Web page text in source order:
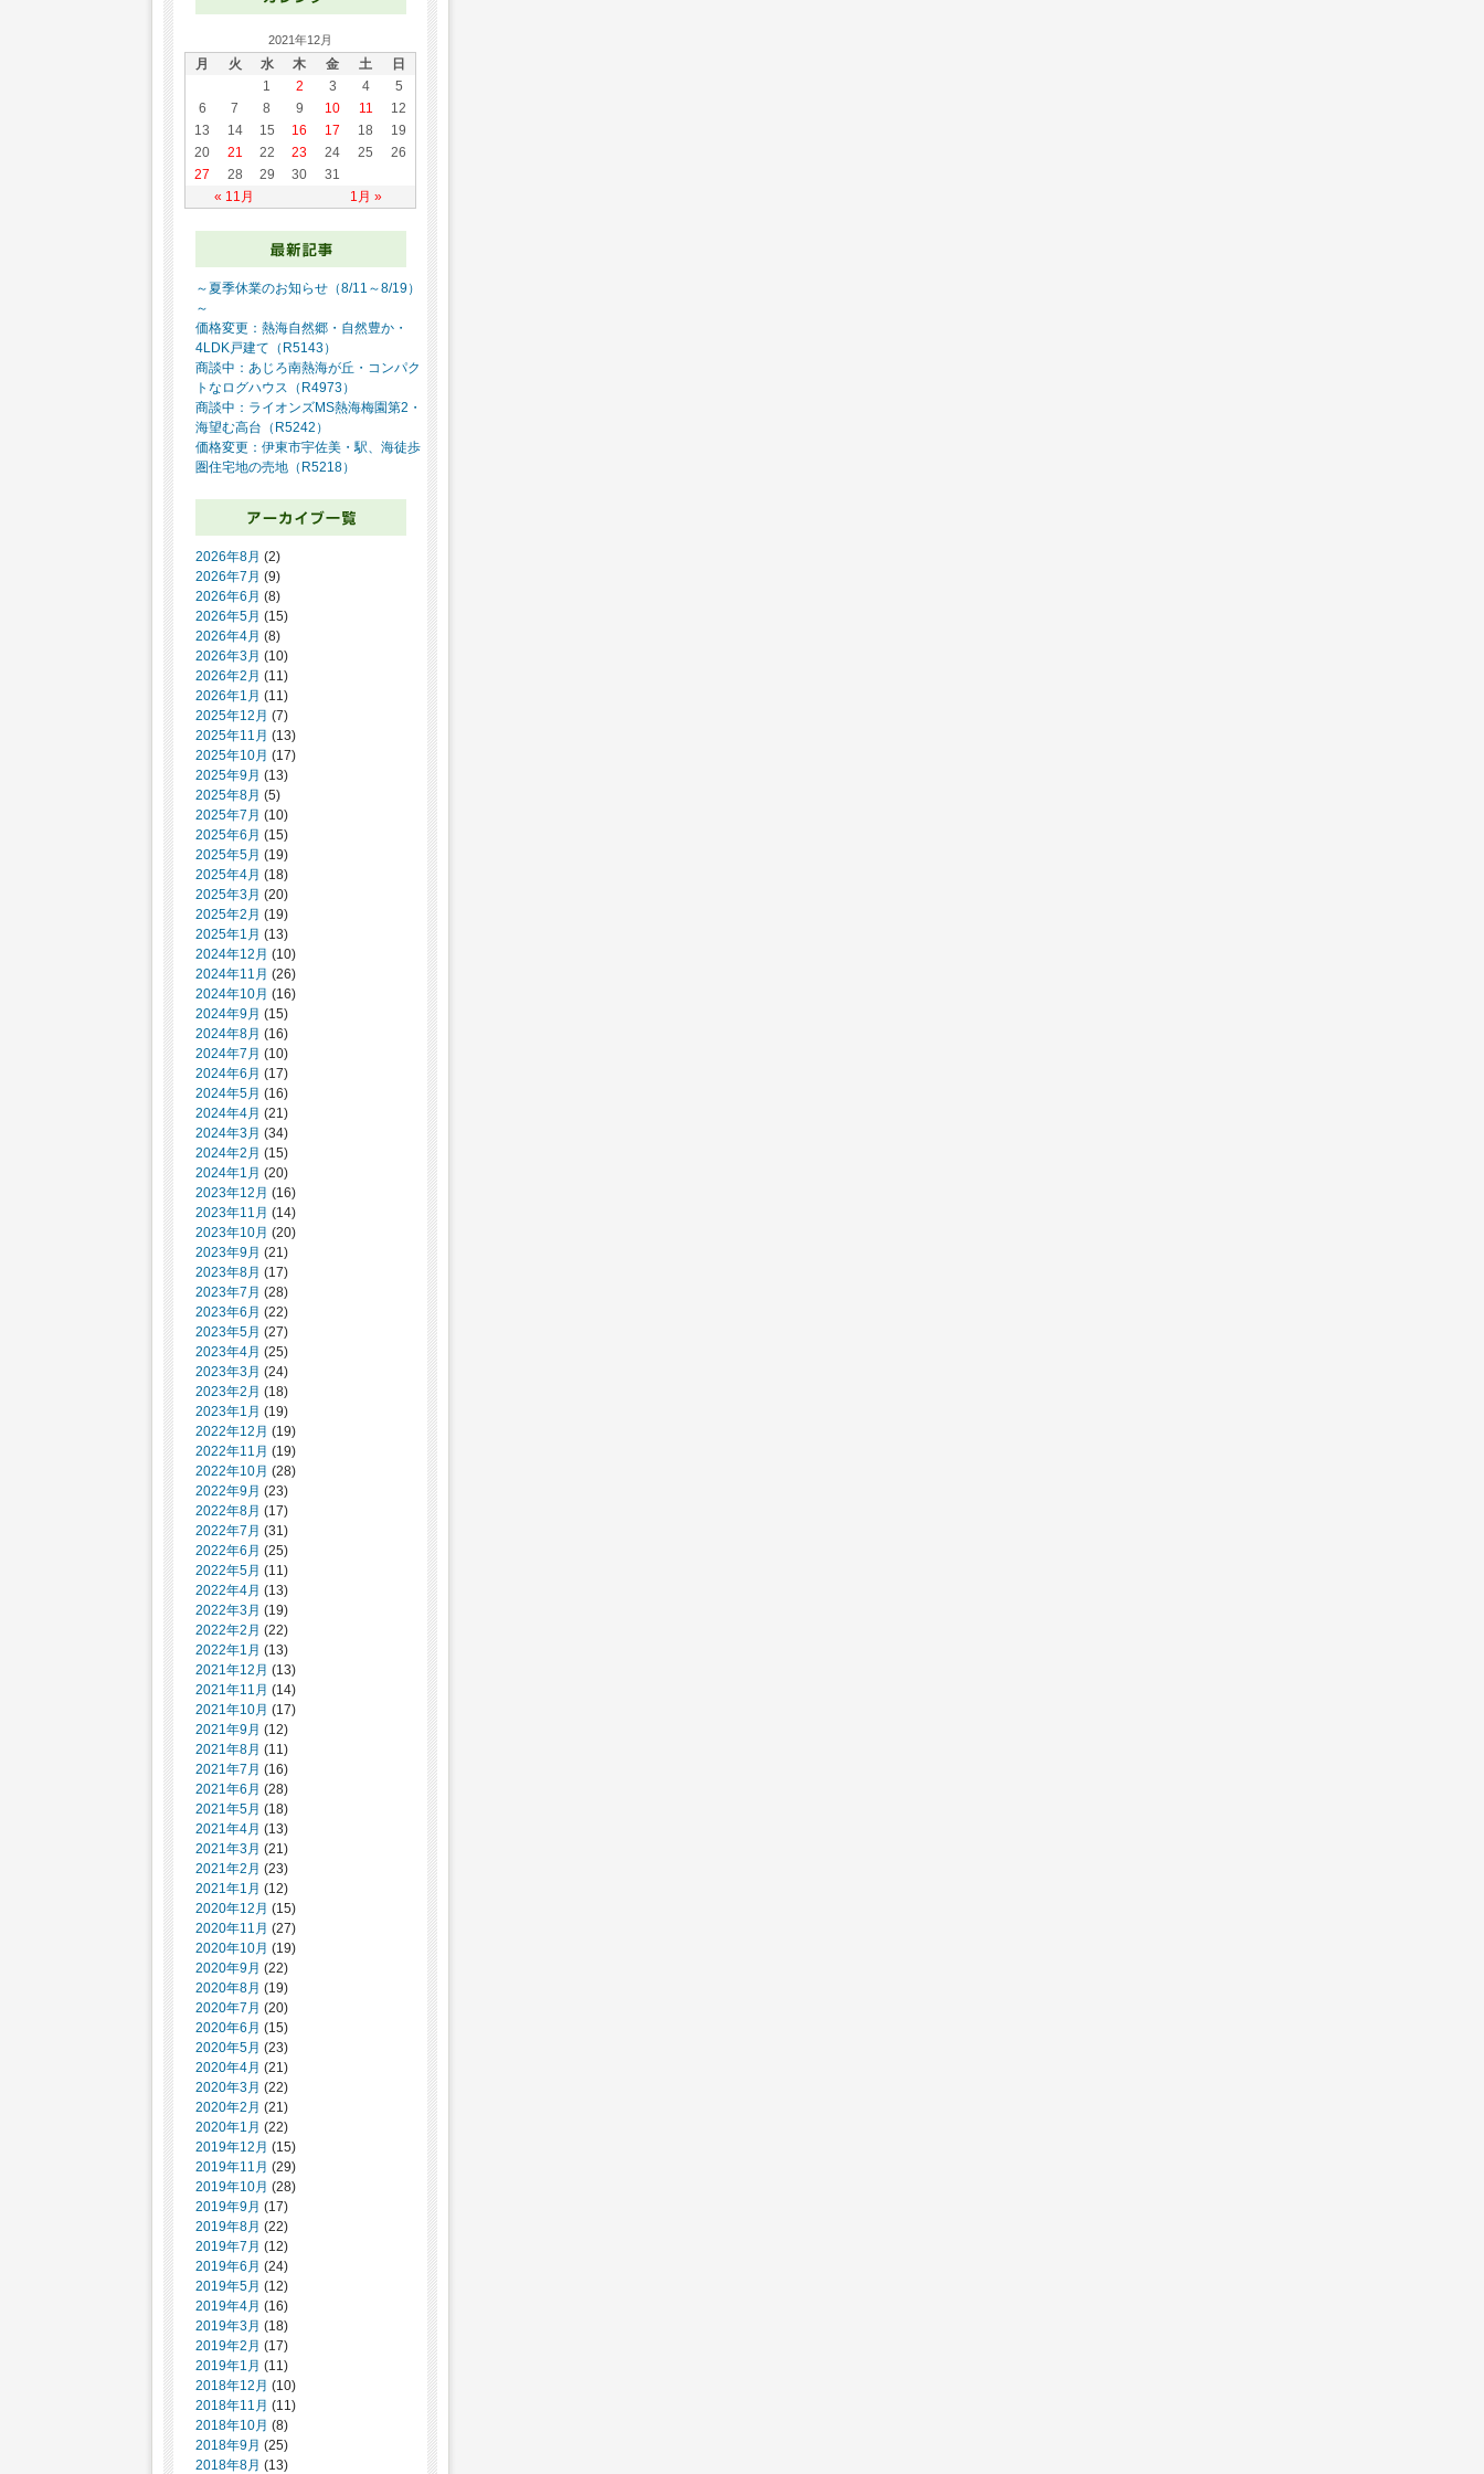
2021年12月
月 火 水 木 金 土 日
« 11月 1月 »
1 2 3 4
5
6
7 8 9 10 11
12
13
14 15 16 17 18
19
20
21 22 23 24 25
26
27
28 29 30 31
～夏季休業のお知らせ（8/11～8/19）
～
価格変更：熱海自然郷・自然豊か・
4LDK戸建て（R5143）
商談中：あじろ南熱海が丘・コンパク
トなログハウス（R4973）
商談中：ライオンズMS熱海梅園第2・
海望む高台（R5242）
価格変更：伊東市宇佐美・駅、海徒歩
圏住宅地の売地（R5218）
2026年8月 (2)
2026年7月 (9)
2026年6月 (8)
2026年5月 (15)
2026年4月 (8)
2026年3月 (10)
2026年2月 (11)
2026年1月 (11)
2025年12月 (7)
2025年11月 (13)
2025年10月 (17)
2025年9月 (13)
2025年8月 (5)
2025年7月 (10)
2025年6月 (15)
2025年5月 (19)
2025年4月 (18)
2025年3月 (20)
2025年2月 (19)
2025年1月 (13)
2024年12月 (10)
2024年11月 (26)
2024年10月 (16)
2024年9月 (15)
2024年8月 (16)
2024年7月 (10)
2024年6月 (17)
2024年5月 (16)
2024年4月 (21)
2024年3月 (34)
2024年2月 (15)
2024年1月 (20)
2023年12月 (16)
2023年11月 (14)
2023年10月 (20)
2023年9月 (21)
2023年8月 (17)
2023年7月 (28)
2023年6月 (22)
2023年5月 (27)
2023年4月 (25)
2023年3月 (24)
2023年2月 (18)
2023年1月 (19)
2022年12月 (19)
2022年11月 (19)
2022年10月 (28)
2022年9月 (23)
2022年8月 (17)
2022年7月 (31)
2022年6月 (25)
2022年5月 (11)
2022年4月 (13)
2022年3月 (19)
2022年2月 (22)
2022年1月 (13)
2021年12月 (13)
2021年11月 (14)
2021年10月 (17)
2021年9月 (12)
2021年8月 (11)
2021年7月 (16)
2021年6月 (28)
2021年5月 (18)
2021年4月 (13)
2021年3月 (21)
2021年2月 (23)
2021年1月 (12)
2020年12月 (15)
2020年11月 (27)
2020年10月 (19)
2020年9月 (22)
2020年8月 (19)
2020年7月 (20)
2020年6月 (15)
2020年5月 (23)
2020年4月 (21)
2020年3月 (22)
2020年2月 (21)
2020年1月 (22)
2019年12月 (15)
2019年11月 (29)
2019年10月 (28)
2019年9月 (17)
2019年8月 (22)
2019年7月 (12)
2019年6月 (24)
2019年5月 (12)
2019年4月 (16)
2019年3月 (18)
2019年2月 (17)
2019年1月 (11)
2018年12月 (10)
2018年11月 (11)
2018年10月 (8)
2018年9月 (25)
2018年8月 (13)